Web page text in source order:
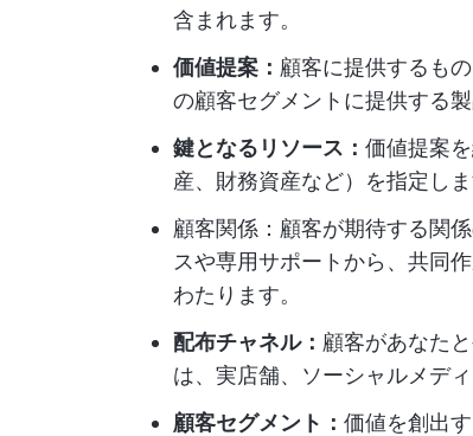
含まれます。
価値提案： 顧客に提供するも
の顧客セグメントに提供する
鍵となるリソース： 価値提案
産、財務資産など）を指定しま
顧客関係：顧客が期待する関
スや専用サポートから、共同
わたります。
配布チャネル： 顧客があなた
は、実店舗、ソーシャルメデ
顧客セグメント： 価値を創出